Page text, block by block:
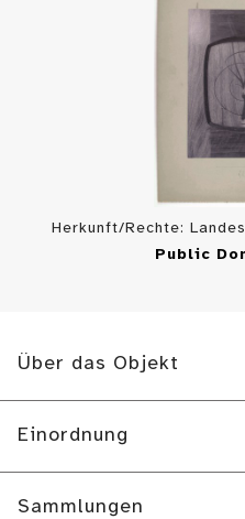
Herkunft/Rechte:
Public
Über das Objekt
Einordnung
Sammlungen